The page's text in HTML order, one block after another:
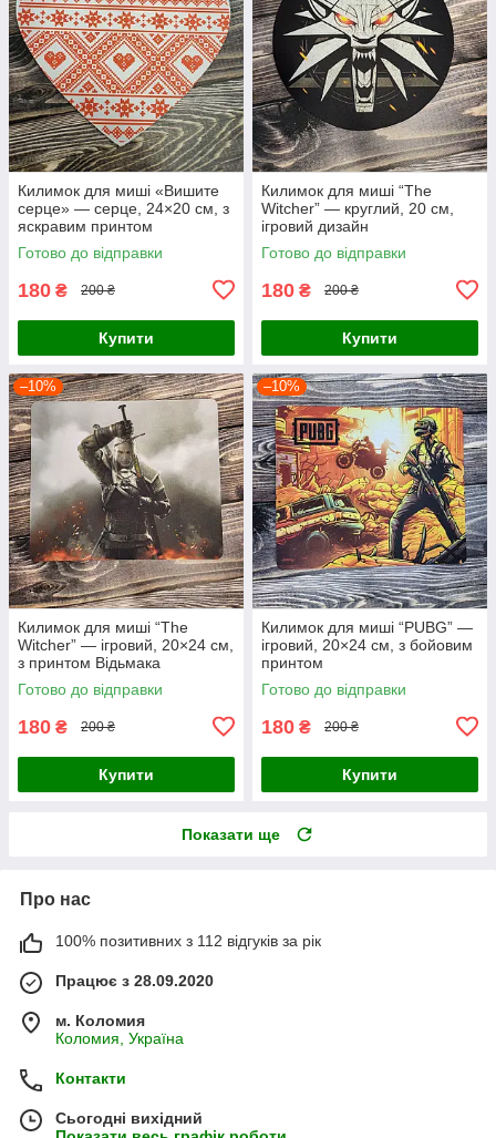
Килимок для миші «Вишите
серце» — серце, 24×20 см, з
яскравим принтом
Готово до відправки
180 ₴ 200 ₴
Купити
Килимок для миші “The
Witcher” — круглий, 20 см,
ігровий дизайн
Готово до відправки
180 ₴ 200 ₴
Купити
–10%
Килимок для миші “The
Witcher” — ігровий, 20×24 см,
з принтом Відьмака
Готово до відправки
180 ₴ 200 ₴
Купити
–10%
Килимок для миші “PUBG” —
ігровий, 20×24 см, з бойовим
принтом
Готово до відправки
180 ₴ 200 ₴
Купити
Показати ще
Про нас
100% позитивних з 112 відгуків за рік
Працює з 28.09.2020
м. Коломия
Коломия, Україна
Контакти
Сьогодні вихідний